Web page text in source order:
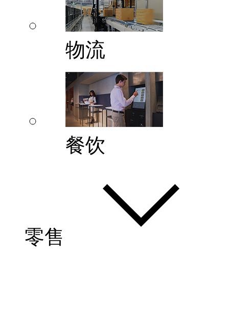
物流
餐饮
零售